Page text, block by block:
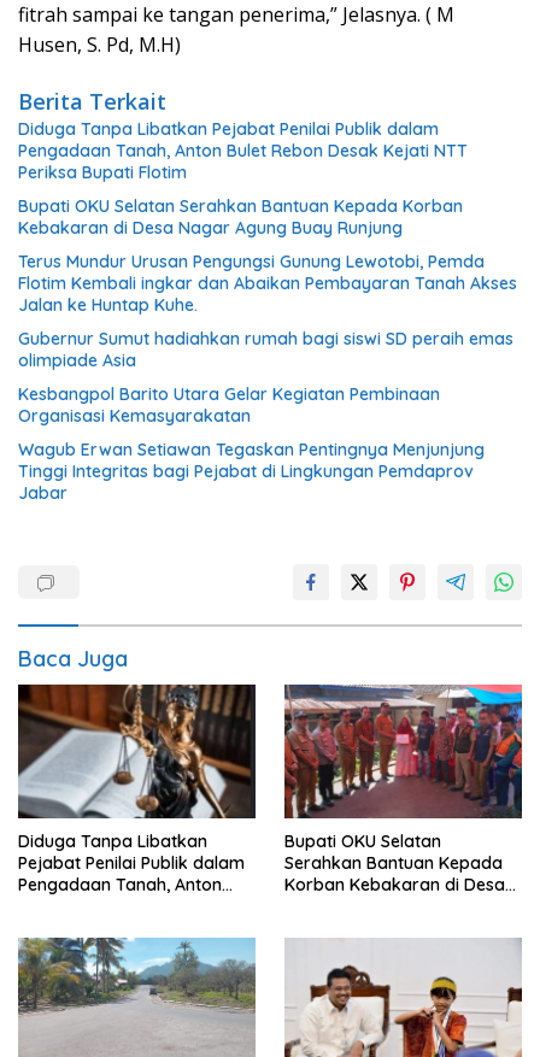
fitrah sampai ke tangan penerima,” Jelasnya. ( M
Husen, S. Pd, M.H)
Berita Terkait
Diduga Tanpa Libatkan Pejabat Penilai Publik dalam
Pengadaan Tanah, Anton Bulet Rebon Desak Kejati NTT
Periksa Bupati Flotim
Bupati OKU Selatan Serahkan Bantuan Kepada Korban
Kebakaran di Desa Nagar Agung Buay Runjung
Terus Mundur Urusan Pengungsi Gunung Lewotobi, Pemda
Flotim Kembali ingkar dan Abaikan Pembayaran Tanah Akses
Jalan ke Huntap Kuhe.
Gubernur Sumut hadiahkan rumah bagi siswi SD peraih emas
olimpiade Asia
Kesbangpol Barito Utara Gelar Kegiatan Pembinaan
Organisasi Kemasyarakatan
Wagub Erwan Setiawan Tegaskan Pentingnya Menjunjung
Tinggi Integritas bagi Pejabat di Lingkungan Pemdaprov
Jabar
Baca Juga
Diduga Tanpa Libatkan
Pejabat Penilai Publik dalam
Pengadaan Tanah, Anton
Bupati OKU Selatan
Serahkan Bantuan Kepada
Korban Kebakaran di Desa